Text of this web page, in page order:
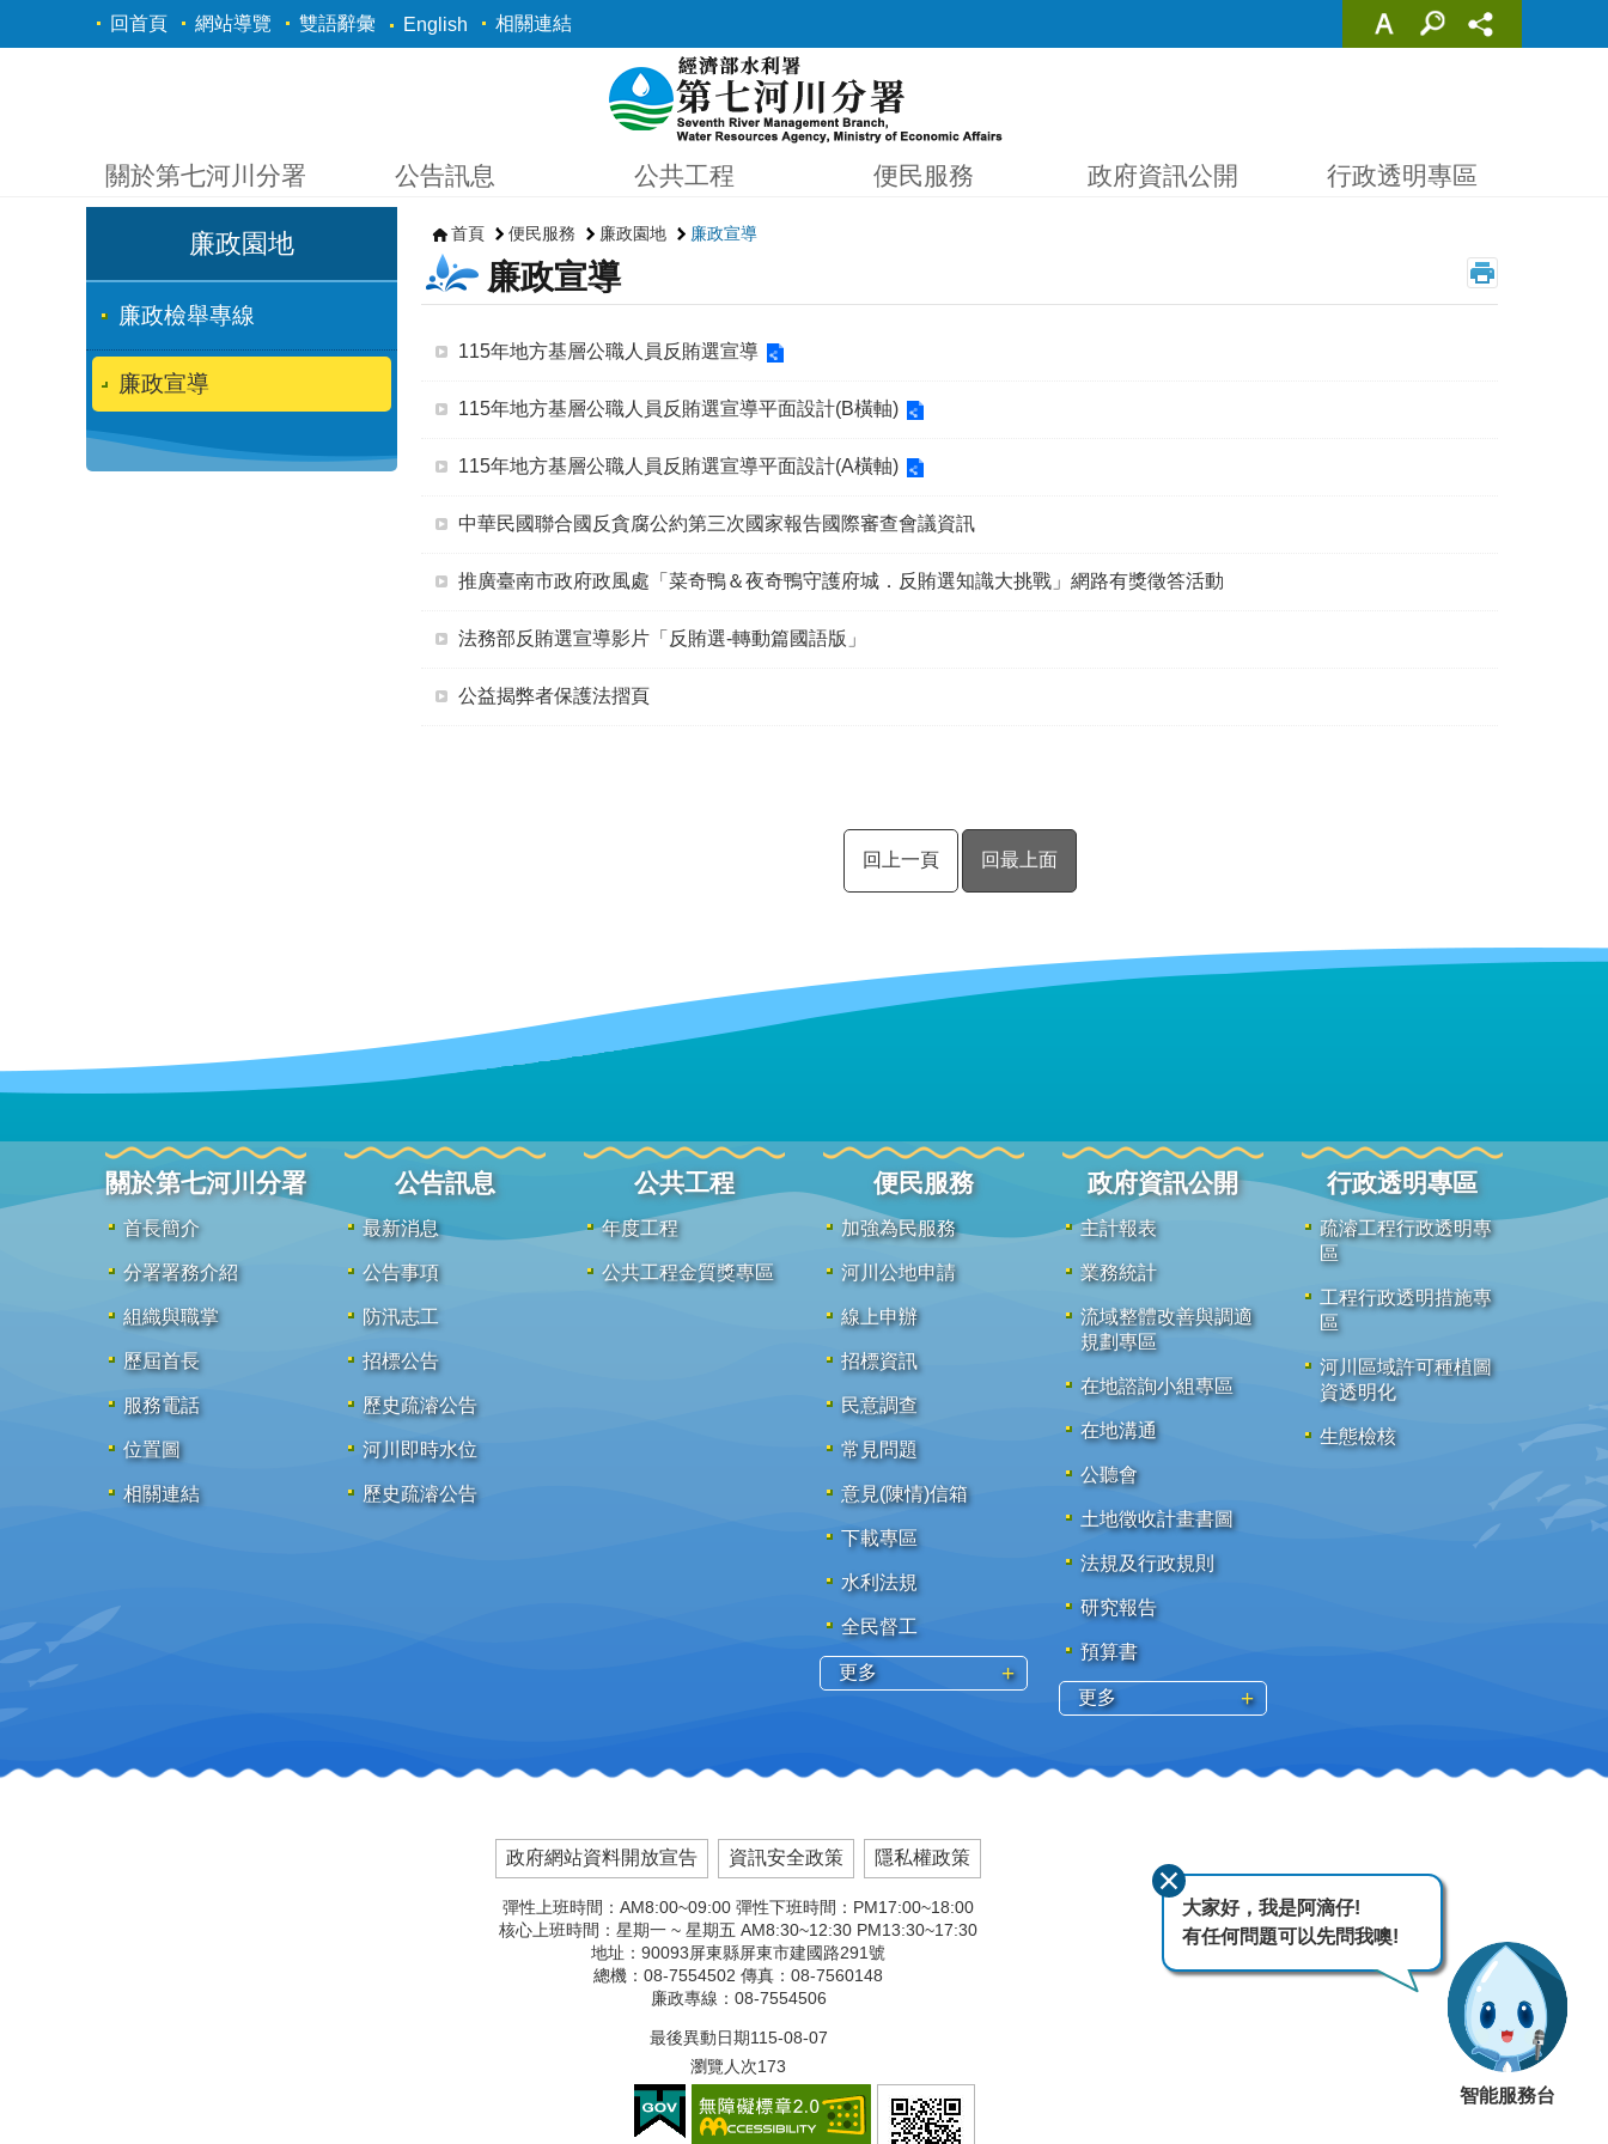
跳到主要內容區塊
回首頁 網站導覽 雙語辭彙 English 相關連結
關於第七河川分署 公告訊息 公共工程 便民服務 政府資訊公開 行政透明專區
廉政園地
廉政檢舉專線
廉政宣導
首頁 便民服務 廉政園地 廉政宣導
廉政宣導
115年地方基層公職人員反賄選宣導
115年地方基層公職人員反賄選宣導平面設計(B橫軸)
115年地方基層公職人員反賄選宣導平面設計(A橫軸)
中華民國聯合國反貪腐公約第三次國家報告國際審查會議資訊
推廣臺南市政府政風處「菜奇鴨＆夜奇鴨守護府城．反賄選知識大挑戰」網路有獎徵答活動
法務部反賄選宣導影片「反賄選-轉動篇國語版」
公益揭弊者保護法摺頁
回上一頁 回最上面
關於第七河川分署
首長簡介
分署署務介紹
組織與職掌
歷屆首長
服務電話
位置圖
相關連結
公告訊息
最新消息
公告事項
防汛志工
招標公告
歷史疏濬公告
河川即時水位
歷史疏濬公告
公共工程
年度工程
公共工程金質獎專區
便民服務
加強為民服務
河川公地申請
線上申辦
招標資訊
民意調查
常見問題
意見(陳情)信箱
下載專區
水利法規
全民督工
更多
政府資訊公開
主計報表
業務統計
流域整體改善與調適
規劃專區
在地諮詢小組專區
在地溝通
公聽會
土地徵收計畫書圖
法規及行政規則
研究報告
預算書
更多
行政透明專區
疏濬工程行政透明專
區
工程行政透明措施專
區
河川區域許可種植圖
資透明化
生態檢核
政府網站資料開放宣告 資訊安全政策 隱私權政策
彈性上班時間：AM8:00~09:00 彈性下班時間：PM17:00~18:00
核心上班時間：星期一 ~ 星期五 AM8:30~12:30 PM13:30~17:30
地址：90093屏東縣屏東市建國路291號
總機：08-7554502 傳真：08-7560148
廉政專線：08-7554506
最後異動日期115-08-07
瀏覽人次173
大家好，我是阿滴仔!
有任何問題可以先問我噢!
智能服務台